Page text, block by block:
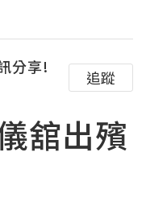
分享!
追蹤
舘出殯